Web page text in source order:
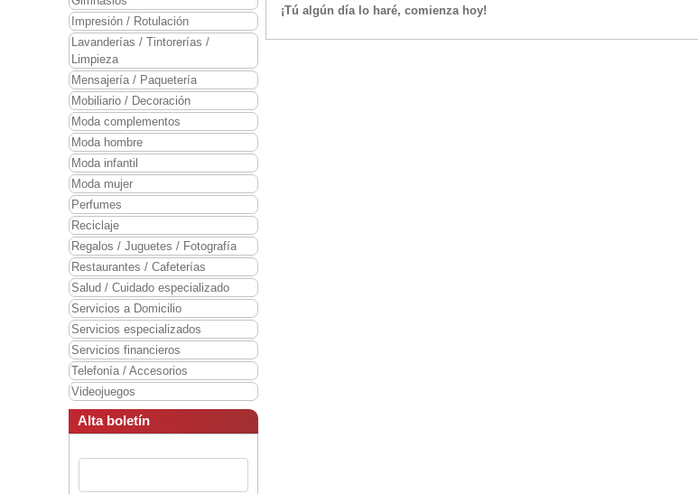
Impresión / Rotulación
Lavanderías / Tintorerías /
Limpieza
Mensajería / Paquetería
Mobiliario / Decoración
Moda complementos
Moda hombre
Moda infantil
Moda mujer
Perfumes
Reciclaje
Regalos / Juguetes / Fotografía
Restaurantes / Cafeterías
Salud / Cuidado especializado
Servicios a Domicilio
Servicios especializados
Servicios financieros
Telefonía / Accesorios
Videojuegos
Alta boletín
¡Tú algún día lo haré, comienza hoy!